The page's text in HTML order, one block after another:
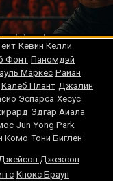
Джервонта
Кевин Келли
Фонт Паномдэй
Маркес Райан
Калеб Плант Джэлин
Эспарса Хесус
Эдгар Айала
Jun Yong Park
Комо Тони Биглен
Джексон
Кнокс Браун